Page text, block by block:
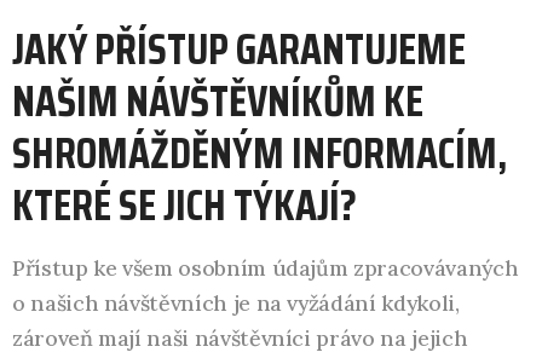
JAKÝ PŘÍSTUP GARANTUJEME
NAŠIM NÁVŠTĚVNÍKŮM KE
SHROMÁŽDĚNÝM INFORMACÍM,
KTERÉ SE JICH TÝKAJÍ?
Přístup ke všem osobním údajům zpracovávaných
o našich návštěvních je na vyžádání kdykoli,
zároveň mají naši návštěvníci právo na jejich